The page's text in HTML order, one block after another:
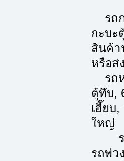
รถก
กะบะ
สินค้า
หรือส่
รถห
ตู้ทึบ,
เฮี๊ยบ
ใหญ่
รถพ่
รถพ่ว